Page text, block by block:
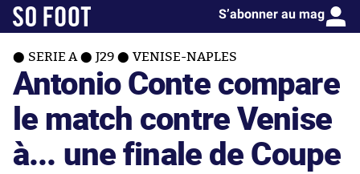
S’abonner au mag
SERIE A J29 VENISE-NAPLES
Antonio Conte compare
le match contre Venise
à... une finale de Coupe